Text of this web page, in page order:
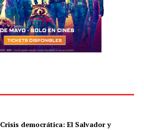
Crisis democrática: El Salvador y